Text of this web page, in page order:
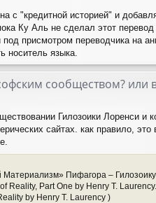
с "кредитной историей" и
Ку Аль не сделал этот
присмотром переводчика на
носитель языка.
сообществом? или
Гилозоики Лоренси и
сайтах. как правило,
Пифагора –
Reality, Part One by Henry T. Laurency.
by Henry T. Laurency )